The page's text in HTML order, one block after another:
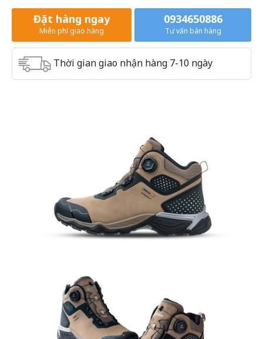
Đặt hàng ngay
Miễn phí giao hàng
0934650886
Tư vấn bán hàng
Thời gian giao nhận hàng 7-10 ngày